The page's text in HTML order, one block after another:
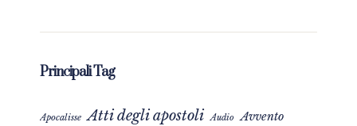
Principali Tag
Apocalisse Atti degli apostoli Audio Avvento